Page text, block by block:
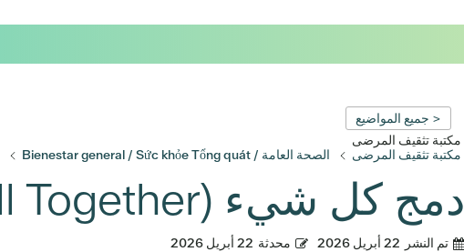
< جميع المواضيع
مكتبة تثقيف المرضى
مكتبة تثقيف المرضى
الصحة العامة / Bienestar general / Sức khỏe Tổng quát
دمج كل شيء (Putting it All Together)
تم النشر 22 أبريل 2026 محدثة 22 أبريل 2026